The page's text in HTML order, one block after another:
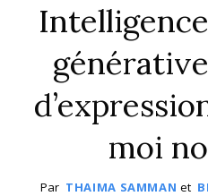
moi
Par THAIMA SAMMAN et